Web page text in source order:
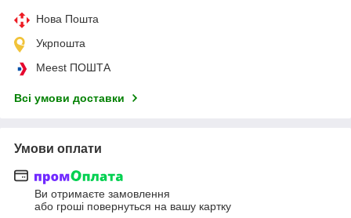
Нова Пошта
Укрпошта
Meest ПОШТА
Всі умови доставки
Умови оплати
Ви отримаєте замовлення
або гроші повернуться на вашу картку